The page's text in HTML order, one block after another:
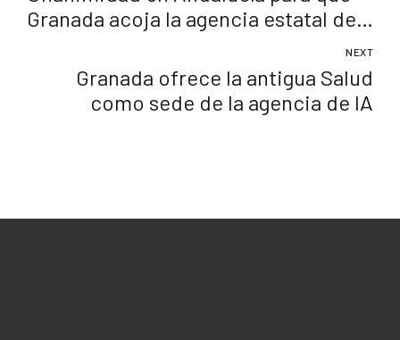
Granada acoja la agencia estatal de
NEXT
Granada ofrece la antigua Salud
como sede de la agencia de IA